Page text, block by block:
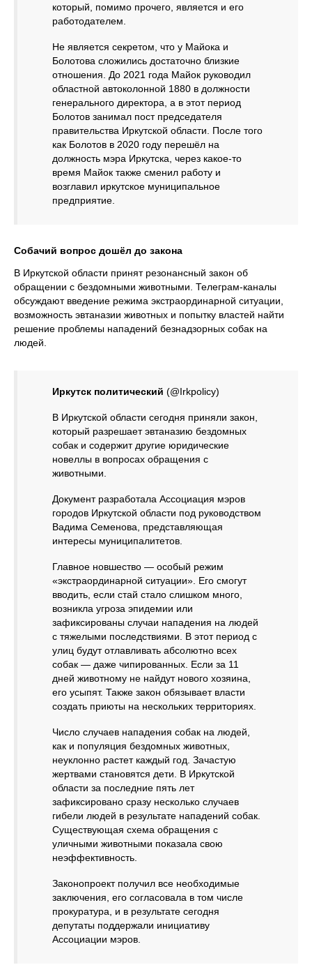
который, помимо прочего, является и его
работодателем.
Не является секретом, что у Майока и
Болотова сложились достаточно близкие
отношения. До 2021 года Майок руководил
областной автоколонной 1880 в должности
генерального директора, а в этот период
Болотов занимал пост председателя
правительства Иркутской области. После того
как Болотов в 2020 году перешёл на
должность мэра Иркутска, через какое-то
время Майок также сменил работу и
возглавил иркутское муниципальное
предприятие.
Собачий вопрос дошёл до закона
В Иркутской области принят резонансный закон об
обращении с бездомными животными. Телеграм-каналы
обсуждают введение режима экстраординарной ситуации,
возможность эвтаназии животных и попытку властей найти
решение проблемы нападений безнадзорных собак на
людей.
Иркутск политический (@Irkpolicy)
В Иркутской области сегодня приняли закон,
который разрешает эвтаназию бездомных
собак и содержит другие юридические
новеллы в вопросах обращения с
животными.
Документ разработала Ассоциация мэров
городов Иркутской области под руководством
Вадима Семенова, представляющая
интересы муниципалитетов.
Главное новшество — особый режим
«экстраординарной ситуации». Его смогут
вводить, если стай стало слишком много,
возникла угроза эпидемии или
зафиксированы случаи нападения на людей
с тяжелыми последствиями. В этот период с
улиц будут отлавливать абсолютно всех
собак — даже чипированных. Если за 11
дней животному не найдут нового хозяина,
его усыпят. Также закон обязывает власти
создать приюты на нескольких территориях.
Число случаев нападения собак на людей,
как и популяция бездомных животных,
неуклонно растет каждый год. Зачастую
жертвами становятся дети. В Иркутской
области за последние пять лет
зафиксировано сразу несколько случаев
гибели людей в результате нападений собак.
Существующая схема обращения с
уличными животными показала свою
неэффективность.
Законопроект получил все необходимые
заключения, его согласовала в том числе
прокуратура, и в результате сегодня
депутаты поддержали инициативу
Ассоциации мэров.